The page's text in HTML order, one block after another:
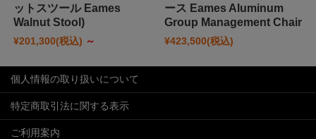
ットスツール Eames
Walnut Stool)
¥201,300(税込) ～
ース Eames Aluminum
Group Management Chair
¥423,500(税込)
個人情報の取り扱いについて
特定商取引法に関する表示
ご利用案内